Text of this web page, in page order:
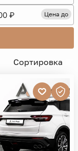
Цена до
Сортировка